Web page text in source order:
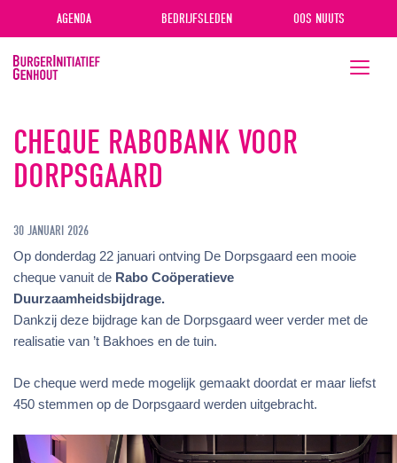
AGENDA BEDRIJFSLEDEN OOS NUUTS
Toggle
CHEQUE RABOBANK VOOR
DORPSGAARD
30 JANUARI 2026
Op donderdag 22 januari ontving De Dorpsgaard een mooie
cheque vanuit de Rabo Coöperatieve
Duurzaamheidsbijdrage.
Dankzij deze bijdrage kan de Dorpsgaard weer verder met de
realisatie van ’t Bakhoes en de tuin.
De cheque werd mede mogelijk gemaakt doordat er maar liefst
450 stemmen op de Dorpsgaard werden uitgebracht.